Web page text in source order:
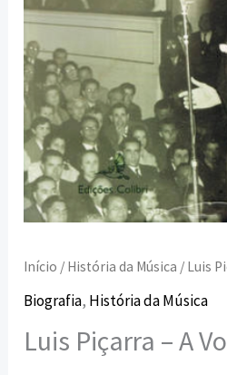
Início / História da Música / Luis
Biografia, História da Música
Luis Piçarra – A